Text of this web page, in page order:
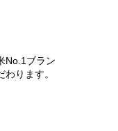
No.1ブラン
ります。